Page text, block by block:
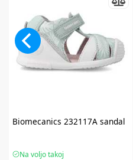
Biomecanics 232117A sandal
Na voljo takoj